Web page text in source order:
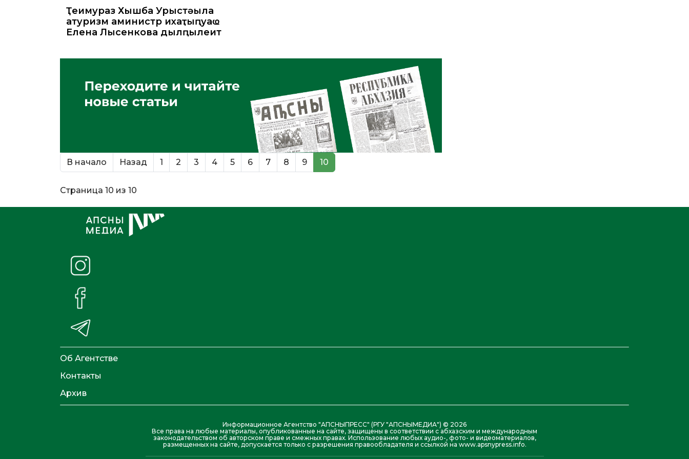
Ҭеимураз Хышба Урыстәыла
атуризм аминистр ихаҭыԥуаҩ
Елена Лысенкова дылԥылеит
В начало Назад 1 2 3 4 5 6 7 8 9 10
Страница 10 из 10
Об Агентстве
Контакты
Архив
Информационное Агентство "АПСНЫПРЕСС" (РГУ "АПСНЫМЕДИА") © 2026
Все права на любые материалы, опубликованные на сайте, защищены в соответствии с абхазским и международным
законодательством об авторском праве и смежных правах. Использование любых аудио-, фото- и видеоматериалов,
размещенных на сайте, допускается только с разрешения правообладателя и ссылкой на www.apsnypress.info.